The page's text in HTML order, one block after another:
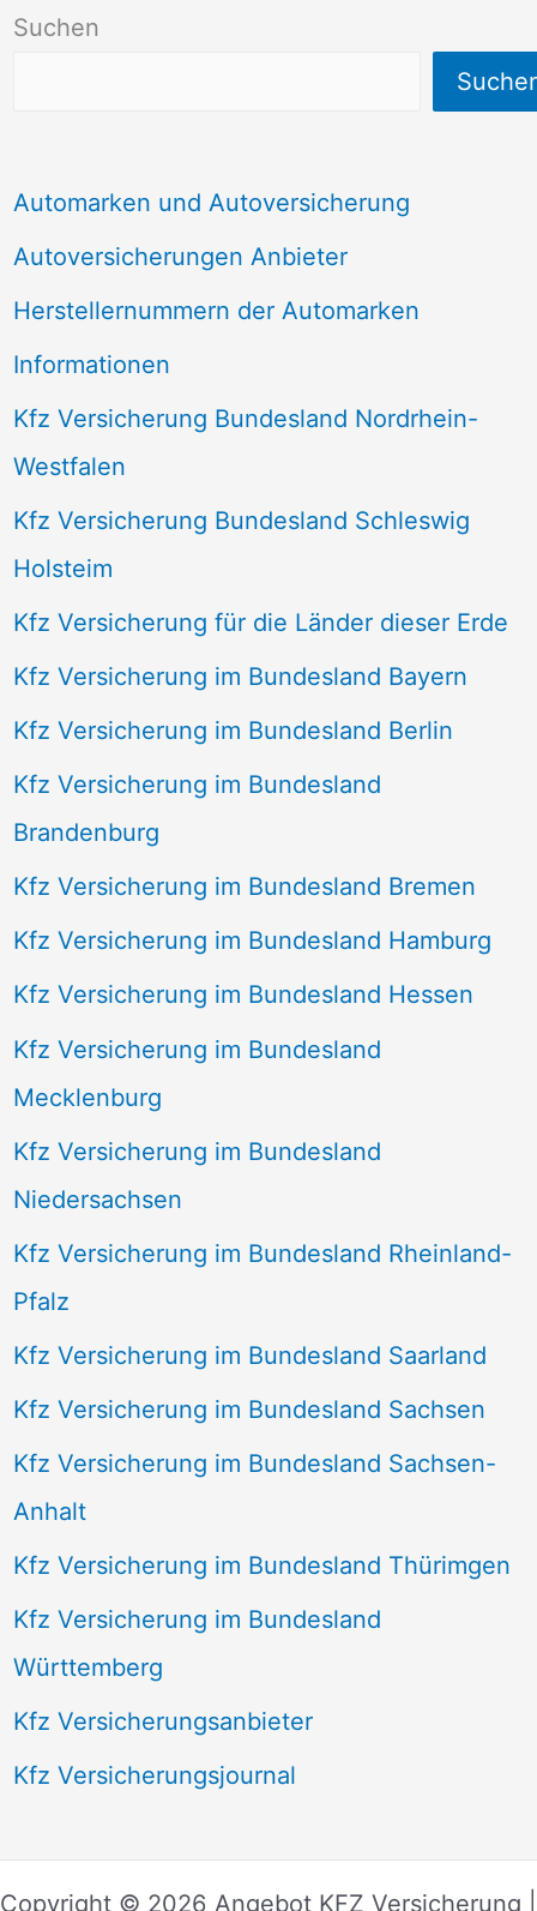
Suchen
Automarken und Autoversicherung
Autoversicherungen Anbieter
Herstellernummern der Automarken
Informationen
Kfz Versicherung Bundesland Nordrhein-
Westfalen
Kfz Versicherung Bundesland Schleswig
Holsteim
Kfz Versicherung für die Länder dieser Erde
Kfz Versicherung im Bundesland Bayern
Kfz Versicherung im Bundesland Berlin
Kfz Versicherung im Bundesland
Brandenburg
Kfz Versicherung im Bundesland Bremen
Kfz Versicherung im Bundesland Hamburg
Kfz Versicherung im Bundesland Hessen
Kfz Versicherung im Bundesland
Mecklenburg
Kfz Versicherung im Bundesland
Niedersachsen
Kfz Versicherung im Bundesland Rheinland-
Pfalz
Kfz Versicherung im Bundesland Saarland
Kfz Versicherung im Bundesland Sachsen
Kfz Versicherung im Bundesland Sachsen-
Anhalt
Kfz Versicherung im Bundesland Thürimgen
Kfz Versicherung im Bundesland
Württemberg
Kfz Versicherungsanbieter
Kfz Versicherungsjournal
Copyright © 2026 Angebot KFZ Versicherung |